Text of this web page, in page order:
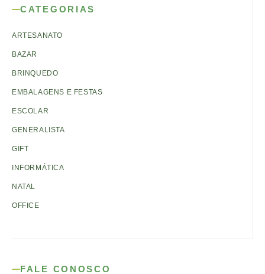
CATEGORIAS
ARTESANATO
BAZAR
BRINQUEDO
EMBALAGENS E FESTAS
ESCOLAR
GENERALISTA
GIFT
INFORMÁTICA
NATAL
OFFICE
FALE CONOSCO